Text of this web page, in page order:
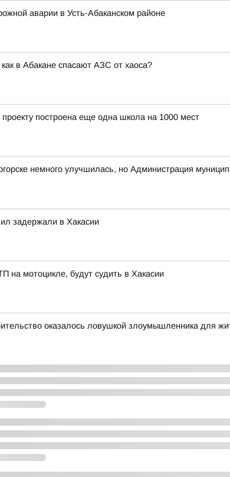
аварии в Усть-Абаканском районе
в Абакане спасают АЗС от хаоса?
построена еще одна школа на 1000 мест
немного улучшилась, но Администрация
задержали в Хакасии
на мотоцикле, будут судить в Хакасии
оказалось ловушкой злоумышленника для